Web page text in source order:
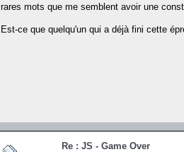
rares mots que me semblent avoir une
Est-ce que quelqu'un qui a déjà fini cette
Re : JS - Game Over